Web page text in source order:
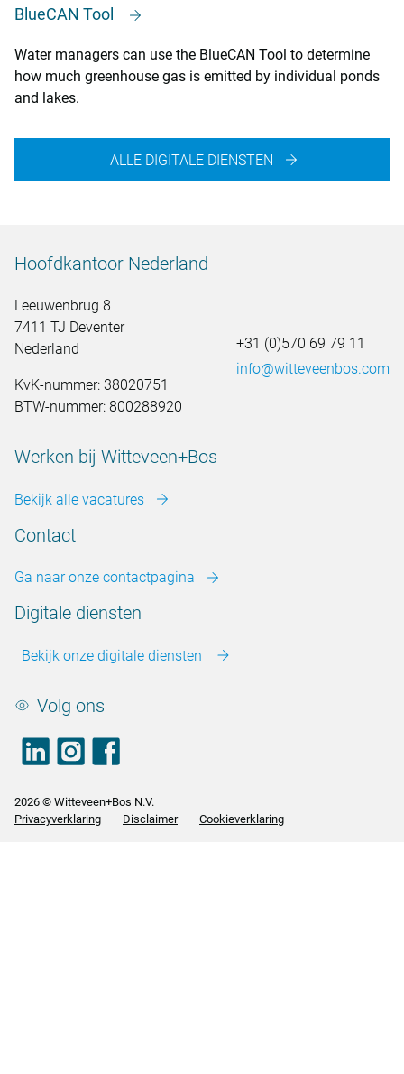
BlueCAN Tool
Water managers can use the BlueCAN Tool to determine
how much greenhouse gas is emitted by individual ponds
and lakes.
ALLE DIGITALE DIENSTEN
Hoofdkantoor Nederland
Leeuwenbrug 8
7411 TJ Deventer
Nederland
KvK-nummer: 38020751
BTW-nummer: 800288920
+31 (0)570 69 79 11
info@witteveenbos.com
Werken bij Witteveen+Bos
Bekijk alle vacatures
Contact
Ga naar onze contactpagina
Digitale diensten
Bekijk onze digitale diensten
Volg ons
LinkedInfooter.instagram
2026 © Witteveen+Bos N.V.
Privacyverklaring
Disclaimer Cookieverklaring